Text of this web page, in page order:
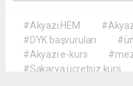
#Akyazı HEM
#DYK başvuruları
#Akyazı e-kurs
#Sakarya ücretsiz kurs